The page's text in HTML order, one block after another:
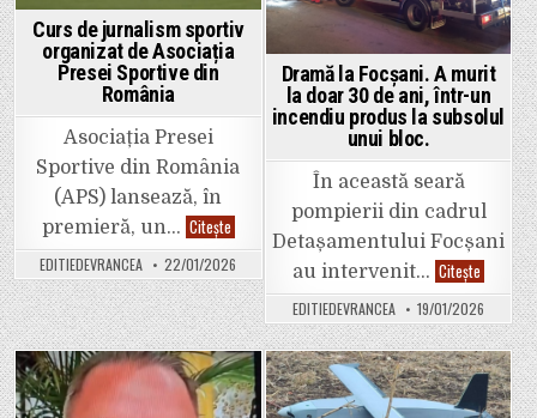
evenimentele
de
la
Colegiul
Unirea
din
Focșani.
Curs de jurnalism sportiv
organizat de Asociația
Presei Sportive din
România
Asociația Presei
Sportive din România
(APS) lansează, în
premieră, un… CiteșteCurs
de
jurnalism
sportiv
organizat
de
Asociația
Presei
Sportive
din
România
EDITIEDEVRANCEA 22/01/2026
Dramă la Focșani. A murit
la doar 30 de ani, într-un
incendiu produs la subsolul
unui bloc.
În această seară
pompierii din cadrul
Detașamentului Focșani
au intervenit… Citește Dramă
la
Focșani.
A
murit
la
doar
30
de
ani,
EDITIEDEVRANCEA 19/01/2026
Posted
Posted